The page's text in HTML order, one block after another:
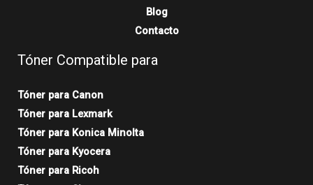
Blog
Contacto
Tóner Compatible para
Tóner para Canon
Tóner para Lexmark
Tóner para Konica Minolta
Tóner para Kyocera
Tóner para Ricoh